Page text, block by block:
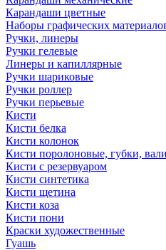
Карандаши цветные
Наборы графических
Ручки, линеры
Ручки гелевые
Линеры и капиллярные
Ручки шариковые
Ручки роллер
Ручки перьевые
Кисти
Кисти белка
Кисти колонок
Кисти поролоновые, губки,
Кисти с резервуаром
Кисти синтетика
Кисти щетина
Кисти коза
Кисти пони
Краски художественные
Гуашь